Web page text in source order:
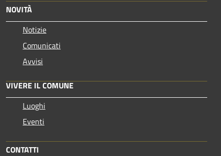
NOVITÀ
Notizie
Comunicati
Avvisi
VIVERE IL COMUNE
Luoghi
Eventi
CONTATTI